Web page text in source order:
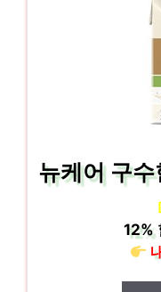
뉴케어 구
12%